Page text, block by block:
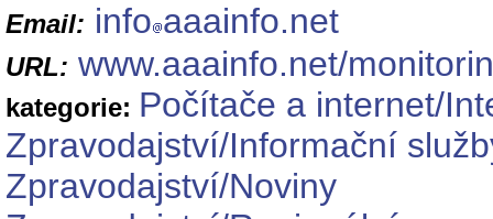
Email: info aaainfo.net
URL: www.aaainfo.net/
kategorie: Počítače a internet/
Zpravodajství/Informační
Zpravodajství/Noviny